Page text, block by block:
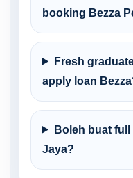
booking Bezza
Fresh
apply loan
Boleh buat
Jaya?